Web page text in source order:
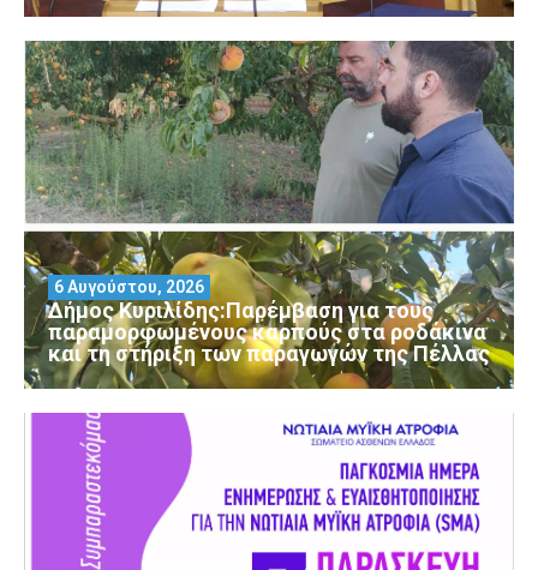
Δήμος Κυριλίδης:Παρέμβαση για τους
παραμορφωμένους καρπούς στα ροδάκινα
και τη στήριξη των παραγωγών της Πέλλας
6 Αυγούστου, 2026